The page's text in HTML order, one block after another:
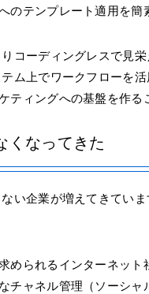
のテンプレート適用を簡
コーディングレスで見
ム上でワークフローを
ティングへの基盤を作る
くなってきた
い企業が増えてきてい
められるインターネッ
チャネル管理（ソーシ